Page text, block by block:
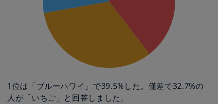
1位は「ブルーハワイ」で39.5%した。僅差で32.7%の
人が「いちご」と回答しました。